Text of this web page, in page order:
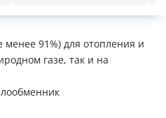
91%) для отопления и
газе, так и на